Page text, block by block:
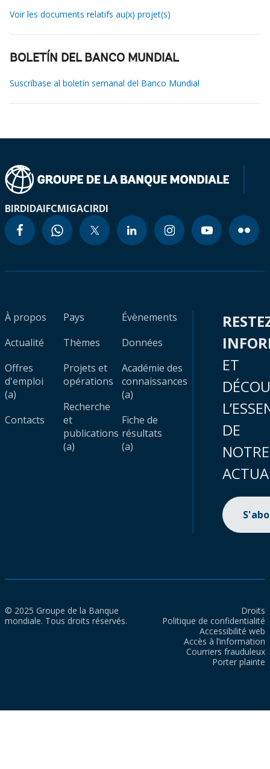
Voir les documents relatifs au(x) projet(s)
BOLETÍN DEL BANCO MUNDIAL
Suscríbase al boletín semanal del Banco Mundial
BIRDIDAIFCMIGACIRDI
À propos
Actualité
Offres
d'emploi
(a)
Contacts
Pays
Thèmes
Projets et
opérations
Recherche
et
publications
(a)
Évènements
Données
Académie des
connaissances
(a)
Fiche de
résultats
(a)
ET
DE
NOTRE
© 2025 Groupe de la Banque
mondiale. Tous droits réservés.
Droits
Politique de confidentialité
Accessibilité web
Accès à l’information
Courriers frauduleux
Porter plainte